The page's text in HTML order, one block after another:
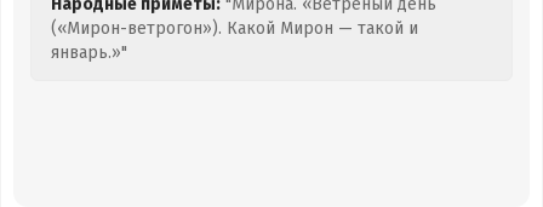
Народные приметы: "Мирона. «Ветреный день
(«Мирон-ветрогон»). Какой Мирон — такой и
январь.»"